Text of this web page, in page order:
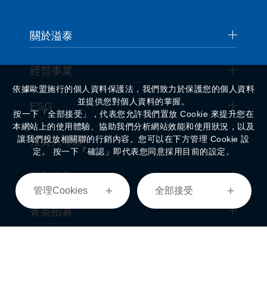
關於溢泰
經營事業
ESG
投資人專區
最新消息
菁英招募
依據歐盟施行的個人資料保護法，我們致力於保護您的個人資料
並提供您對個人資料的掌握。
按一下「全部接受」，代表您允許我們置放 Cookie 來提升您在
本網站上的使用體驗、協助我們分析網站效能和使用狀況，以及
讓我們投放相關聯的行銷內容。您可以在下方管理 Cookie 設
定。 按一下「確認」即代表您同意採用目前的設定。
管理Cookies 全部接受